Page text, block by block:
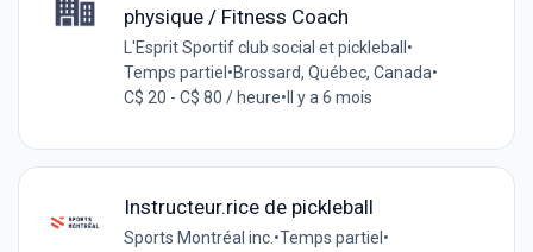
physique / Fitness Coach
L'Esprit Sportif club social et pickleball •
Temps partiel •Brossard, Québec, Canada•
C$ 20 - C$ 80 / heure• Il y a 6 mois
Instructeur.rice de pickleball
Sports Montréal inc. •Temps partiel •